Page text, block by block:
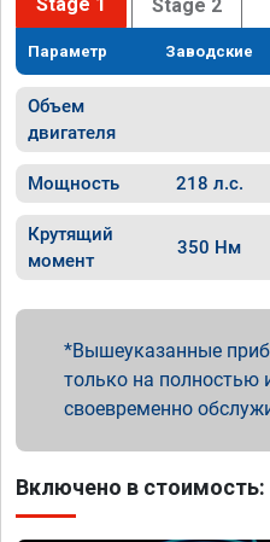
Stage 2
Параметр Заводские
Объем
двигателя
Мощность 218 л.с.
Крутящий
момент
350 Нм
Вышеуказанные
только на полностью
своевременно
Включено в стоимость: